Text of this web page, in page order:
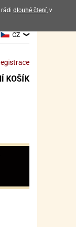
CZ
KOŠÍK
dlouhé čtení, v